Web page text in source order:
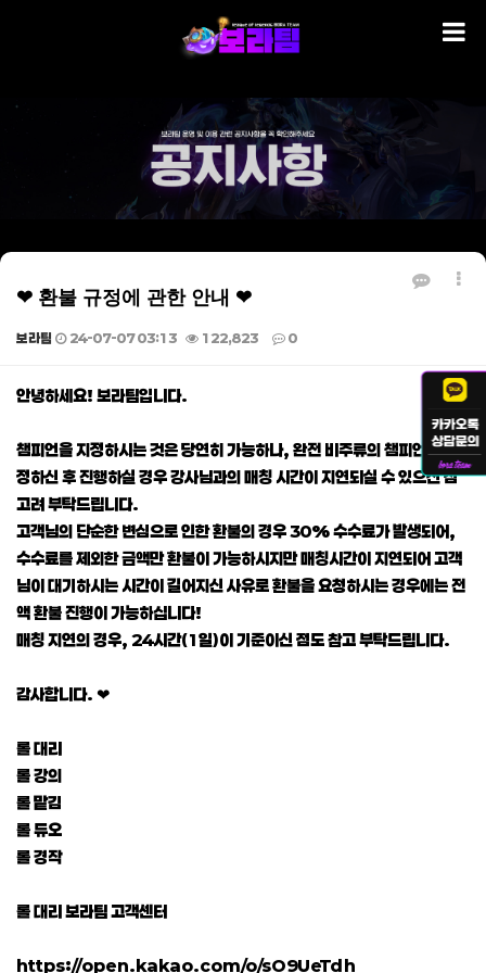
❤ 환불 규정에 관한 안내 ❤
보라팀 24-07-07 03:13 122,823 0
본문
안녕하세요! 보라팀입니다.
챔피언을 지정하시는 것은 당연히 가능하나, 완전 비주류의 챔피언을 지
정하신 후 진행하실 경우 강사님과의 매칭 시간이 지연되실 수 있으신 점
고려 부탁드립니다.
고객님의 단순한 변심으로 인한 환불의 경우 30% 수수료가 발생되어,
수수료를 제외한 금액만 환불이 가능하시지만 매칭시간이 지연되어 고객
님이 대기하시는 시간이 길어지신 사유로 환불을 요청하시는 경우에는 전
액 환불 진행이 가능하십니다!
매칭 지연의 경우, 24시간(1일)이 기준이신 점도 참고 부탁드립니다.
감사합니다. ❤
롤 대리
롤 강의
롤 맡김
롤 듀오
롤 경작
롤 대리 보라팀 고객센터
https://open.kakao.com/o/sO9UeTdh